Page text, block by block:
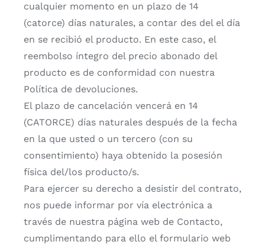
cualquier momento en un plazo de 14
(catorce) días naturales, a contar des del el día
en se recibió el producto. En este caso, el
reembolso íntegro del precio abonado del
producto es de conformidad con nuestra
Política de devoluciones.
El plazo de cancelación vencerá en 14
(CATORCE) días naturales después de la fecha
en la que usted o un tercero (con su
consentimiento) haya obtenido la posesión
física del/los producto/s.
Para ejercer su derecho a desistir del contrato,
nos puede informar por vía electrónica a
través de nuestra página web de Contacto,
cumplimentando para ello el formulario web